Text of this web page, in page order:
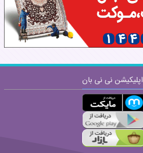
اپلیکیشن نی نی بان